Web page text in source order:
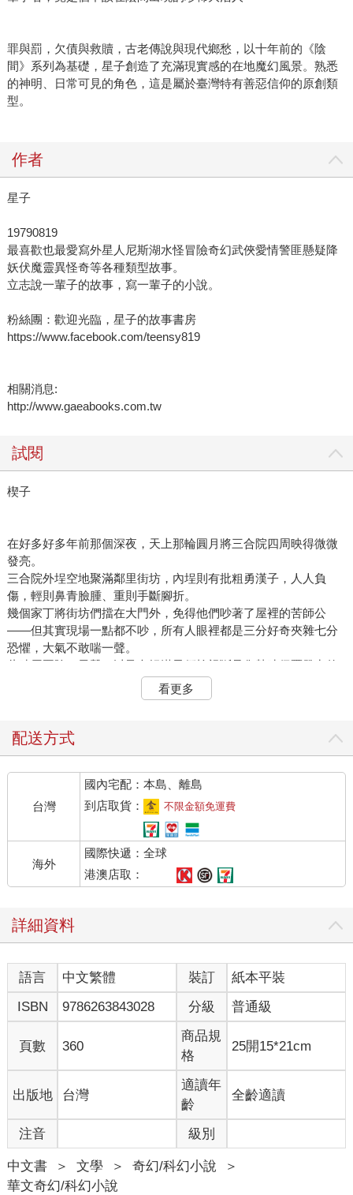
罪與罰，欠債與救贖，古老傳說與現代鄉愁，以十年前的《陰
間》系列為基礎，星子創造了充滿現實感的在地魔幻風景。熟悉
的神明、日常可見的角色，這是屬於臺灣特有善惡信仰的原創類
型。
作者
星子
19790819
最喜歡也最愛寫外星人尼斯湖水怪冒險奇幻武俠愛情警匪懸疑降
妖伏魔靈異怪奇等各種類型故事。
立志說一輩子的故事，寫一輩子的小說。
粉絲團：歡迎光臨，星子的故事書房
https://www.facebook.com/teensy819
相關消息:
http://www.gaeabooks.com.tw
試閱
楔子
在好多好多年前那個深夜，天上那輪圓月將三合院四周映得微微
發亮。
三合院外埕空地聚滿鄰里街坊，內埕則有批粗勇漢子，人人負
傷，輕則鼻青臉腫、重則手斷腳折。
幾個家丁將街坊們擋在大門外，免得他們吵著了屋裡的苦師公
——但其實現場一點都不吵，所有人眼裡都是三分好奇夾雜七分
恐懼，大氣不敢喘一聲。
此時周圍除了風聲，以及內埕漢子們檢視斷骨傷勢時偶爾發出的
痛苦呻吟，還迴盪著一個女人的凶惡叫罵、低語和喘息聲。
女人一連串罵聲從左側護龍一間小房發出。
千金發出的聲音，有時像負傷野獸低鳴，有時又如厲鬼尖嚎怒
前一個山神凶惡蠻橫，一下子講幾年前村內哪個醜女人生了個醜
小房外，屋主夫婦抱著神像跪在窗外渾身戰慄、垂淚祈禱，幾個
負傷較輕的壯漢與苦師公徒弟，神情緊繃地持鎖鍊和麻繩在外等
候，側耳專注傾聽，等待苦師公號令。
房內凌亂狼藉，桌裂椅碎床塌櫃倒，彷如戰場。
苦師公呈大字型癱躺在被鮮血染紅的地板，頭臉身軀體無完膚、
遍布裂口，全是千金抓出來的——她十指中有三、四指反折骨
上，一手掐著他咽喉，歪頭盯著他漸漸發黑的臉，口中喃喃碎罵
著胡言怪語。
「死、死死、死死死！」千金搖頭晃腦，看著自己扒抓施力過度
而彎折的手指，說：「不好、不好，這身體，不夠好……不夠強
壯……」
她瞪向苦師公，唰地扯爛他衣服，用破折的手往他身上多扒了幾
下，又抓出幾道可怕裂口；她伸指在苦師公身上傷處裂口中摳
挖，沾著血肉往嘴裡嚐了嚐，咧嘴笑說：「你好，你身體好，你
是修行人……你的心肝脾肺腎都好，血也好、肉也好、骨也
「是啊……」苦師公望著天花板，喃喃道：「我是……修行
人……我的身體好……」
「我要你了。」千金小姐嘻嘻笑地咧開嘴、伸出舌，她掐開對方
嘴巴，彎腰低伏下身，嘴對嘴將舌頭伸入苦師公嘴裡。
一陣陣橘煙自千金小姐和苦師公嘴緣溢開，苦師公兩頰鼓起，被
灌滿一嘴煙，眼瞳忽張忽縮，茫然地說：「我是修行人……也是
看更多
配送方式
台灣
國內宅配：本島、離島
到店取貨：
不限金額免運費
海外
國際快遞：全球
港澳店取：
詳細資料
語言 中文繁體 裝訂
紙本平裝
ISBN
9786263843028 分級 普通級
頁數 360
商品規
格
25開15*21cm
出版地 台灣
適讀年
齡
全齡適讀
注音 級別
中文書 ＞ 文學 ＞ 奇幻/科幻小說
＞
華文奇幻/科幻小說